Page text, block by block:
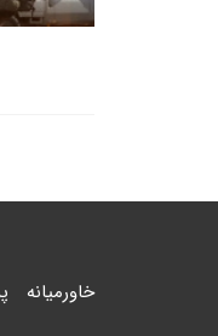
خاورمیانه